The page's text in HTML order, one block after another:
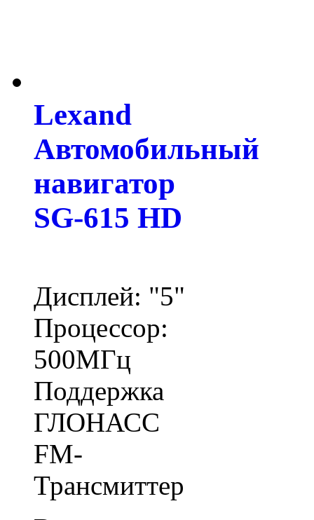
Lexand
Автомобильный
навигатор
SG-615 HD
Дисплей: "5"
Процессор:
500МГц
Поддержка
ГЛОНАСС
FM-
Трансмиттер